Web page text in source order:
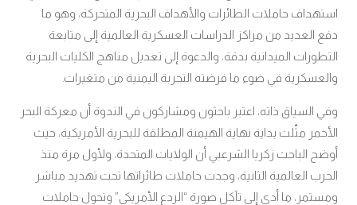
استهداف حاملات الطائرات والأهداف البحرية المتحركة، وهو ما
دفع العديد من مراكز الدراسات العسكرية العالمية إلى متابعة
التطورات الميدانية بدقة، والدعوة إلى تعديل مناهج الكليات البحرية
والعسكرية في ضوء ما فرضته التجربة اليمنية من متغيرات.
وفي السياق ذاته، اعتبر باحثون ومشاركون في الندوة أن معركة البحر
الأحمر مثّلت بداية نهاية الهيمنة المطلقة للبحرية الأمريكية، حيث
أوضح الباحث زكريا الشرعبي أن الولايات المتحدة، ولأول مرة منذ
الحرب العالمية الثانية، وجدت حاملات طائراتها تحت تهديد مباشر
ومستمر، ما أدى إلى تآكل صورة “الردع الأمريكي” وتحول حاملات